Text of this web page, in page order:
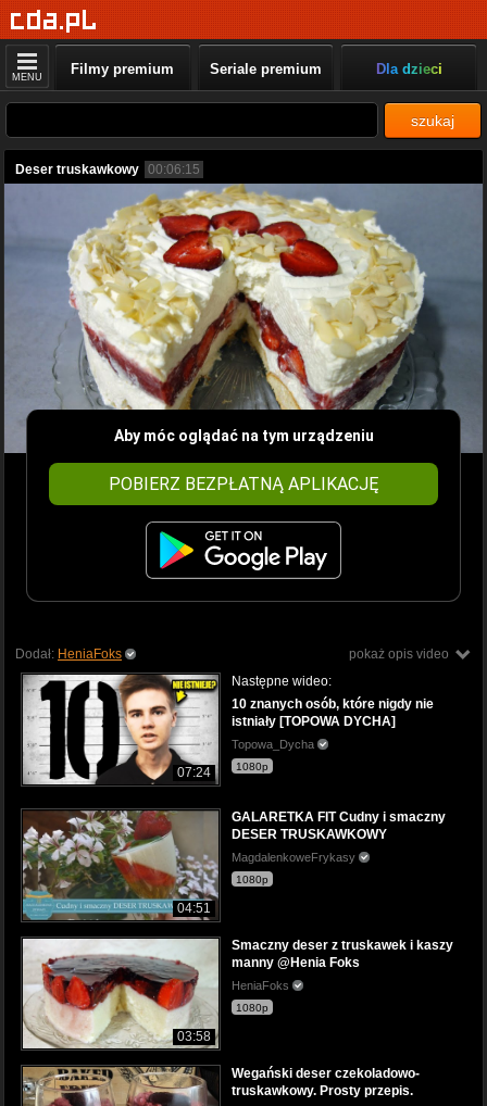
MENU Filmy premium Seriale premium Dla dzieci
szukaj
Deser truskawkowy 00:06:15
Aby móc oglądać na tym urządzeniu
POBIERZ BEZPŁATNĄ APLIKACJĘ
pokaż opis video
Dodał: HeniaFoks
07:24
Następne wideo:
10 znanych osób, które nigdy nie
istniały [TOPOWA DYCHA]
Topowa_Dycha
1080p
04:51
GALARETKA FIT Cudny i smaczny
DESER TRUSKAWKOWY
MagdalenkoweFrykasy
1080p
03:58
Smaczny deser z truskawek i kaszy
manny @Henia Foks
HeniaFoks
1080p
Wegański deser czekoladowo-
truskawkowy. Prosty przepis.